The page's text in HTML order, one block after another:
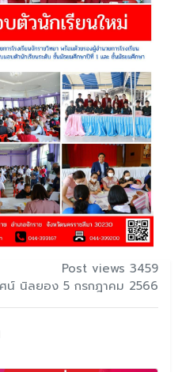
Post views 3459
น์ นิลยอง 5 กรกฎาคม 2566